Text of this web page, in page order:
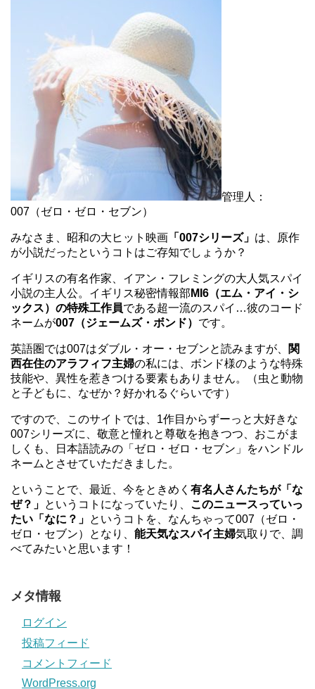
管理人：
007（ゼロ・ゼロ・セブン）
みなさま、昭和の大ヒット映画 「007シリーズ」 は、原作
が小説だったというコトはご存知でしょうか？
イギリスの有名作家、イアン・フレミングの大人気スパイ
小説の主人公。イギリス秘密情報部 MI6（エム・アイ・シ
ックス）の特殊工作員である超一流のスパイ…彼のコード
ネームが007（ジェームズ・ボンド） です。
英語圏では007はダブル・オー・セブンと読みますが、
関
西在住のアラフィフ主婦の私には、ボンド様のような特殊
技能や、異性を惹きつける要素もありません。（虫と動物
と子どもに、なぜか？好かれるぐらいです）
ですので、このサイトでは、1作目からずーっと大好きな
007シリーズに、敬意と憧れと尊敬を抱きつつ、おこがま
しくも、日本語読みの「ゼロ・ゼロ・セブン」をハンドル
ネームとさせていただきました。
ということで、最近、今をときめく 有名人さんたちが「な
ぜ？」 というコトになっていたり、 このニュースっていっ
たい「なに？」 というコトを、なんちゃって007（ゼロ・
ゼロ・セブン）となり、 能天気なスパイ主婦気取りで、調
べてみたいと思います！
メタ情報
ログイン
投稿フィード
コメントフィード
WordPress.org